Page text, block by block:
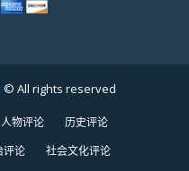
© All rights reserved
人物评论
历史评论
评论 社会文化评论